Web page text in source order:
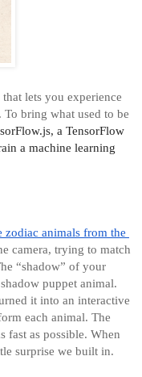
lets you experience
bring what used to be
a TensorFlow
a machine learning
zodiac animals from the
camera, trying to match
“shadow” of your
puppet animal.
it into an interactive
each animal. The
fast as possible. When
surprise we built in.